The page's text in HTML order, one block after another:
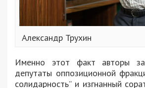
Александр Трухин
Именно этот факт авторы
депутаты оппозиционной
солидарность” и изгнанный